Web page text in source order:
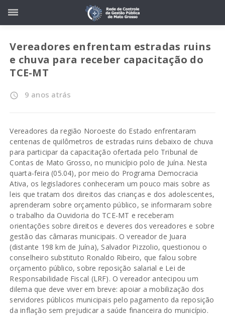
Vereadores enfrentam estradas ruins
e chuva para receber capacitação do
TCE-MT
access_time 9 anos atrás
Vereadores da região Noroeste do Estado enfrentaram
centenas de quilômetros de estradas ruins debaixo de chuva
para participar da capacitação ofertada pelo Tribunal de
Contas de Mato Grosso, no município polo de Juína. Nesta
quarta-feira (05.04), por meio do Programa Democracia
Ativa, os legisladores conheceram um pouco mais sobre as
leis que tratam dos direitos das crianças e dos adolescentes,
aprenderam sobre orçamento público, se informaram sobre
o trabalho da Ouvidoria do TCE-MT e receberam
orientações sobre direitos e deveres dos vereadores e sobre
gestão das câmaras municipais. O vereador de Juara
(distante 198 km de Juína), Salvador Pizzolio, questionou o
conselheiro substituto Ronaldo Ribeiro, que falou sobre
orçamento público, sobre reposição salarial e Lei de
Responsabilidade Fiscal (LRF). O vereador antecipou um
dilema que deve viver em breve: apoiar a mobilização dos
servidores públicos municipais pelo pagamento da reposição
da inflação sem prejudicar a saúde financeira do município.